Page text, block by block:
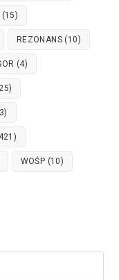
(15)
REZONANS (10)
(4)
WOŚP (10)